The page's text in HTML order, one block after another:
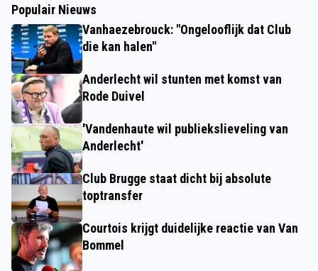
Populair Nieuws
Vanhaezebrouck: "Ongelooflijk dat Club
die kan halen"
Anderlecht wil stunten met komst van
Rode Duivel
'Vandenhaute wil publiekslieveling van
Anderlecht'
Club Brugge staat dicht bij absolute
toptransfer
Courtois krijgt duidelijke reactie van Van
Bommel